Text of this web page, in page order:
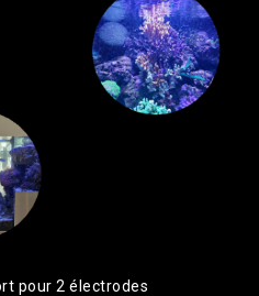
pour 2 électrodes